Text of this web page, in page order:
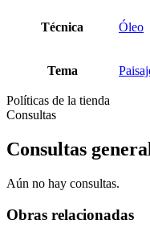
Técnica Óleo
Tema
Políticas de la tienda
Consultas
Consultas
Aún no hay consultas.
Obras relacionadas